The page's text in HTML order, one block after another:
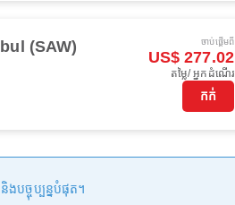
(SAW) ចាប់ផ្ដើមពី
US$ 277.02
តម្លៃ/ អ្នកដំណើរ
កក់
បច្ចុប្បន្នបំផុត។